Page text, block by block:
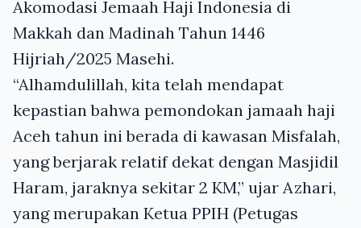
Akomodasi Jemaah Haji Indonesia di
Makkah dan Madinah Tahun 1446
Hijriah/2025 Masehi.
“Alhamdulillah, kita telah mendapat
kepastian bahwa pemondokan jamaah haji
Aceh tahun ini berada di kawasan Misfalah,
yang berjarak relatif dekat dengan Masjidil
Haram, jaraknya sekitar 2 KM,” ujar Azhari,
yang merupakan Ketua PPIH (Petugas